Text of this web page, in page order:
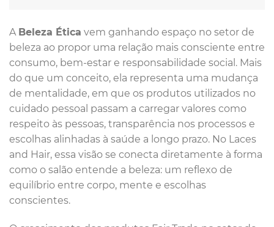
A Beleza Ética vem ganhando espaço no setor de
beleza ao propor uma relação mais consciente entre
consumo, bem-estar e responsabilidade social. Mais
do que um conceito, ela representa uma mudança
de mentalidade, em que os produtos utilizados no
cuidado pessoal passam a carregar valores como
respeito às pessoas, transparência nos processos e
escolhas alinhadas à saúde a longo prazo. No Laces
and Hair, essa visão se conecta diretamente à forma
como o salão entende a beleza: um reflexo de
equilíbrio entre corpo, mente e escolhas
conscientes.